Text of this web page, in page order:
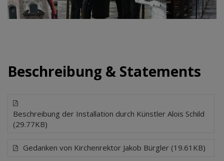
Beschreibung & Statements
Beschreibung der Installation durch Künstler Alois Schild
(29.77KB)
Gedanken von Kirchenrektor Jakob Bürgler (19.61KB)